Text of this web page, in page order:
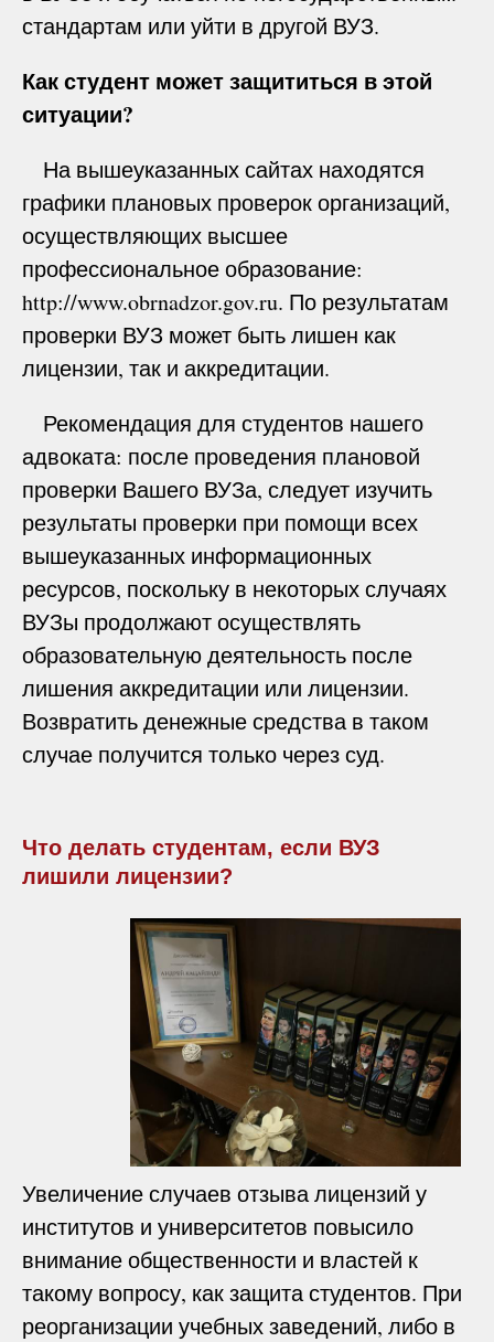
стандартам или уйти в другой ВУЗ.
Как студент может защититься в этой
ситуации?
На вышеуказанных сайтах находятся
графики плановых проверок организаций,
осуществляющих высшее
профессиональное образование:
http://www.obrnadzor.gov.ru. По результатам
проверки ВУЗ может быть лишен как
лицензии, так и аккредитации.
Рекомендация для студентов нашего
адвоката: после проведения плановой
проверки Вашего ВУЗа, следует изучить
результаты проверки при помощи всех
вышеуказанных информационных
ресурсов, поскольку в некоторых случаях
ВУЗы продолжают осуществлять
образовательную деятельность после
лишения аккредитации или лицензии.
Возвратить денежные средства в таком
случае получится только через суд.
Что делать студентам, если ВУЗ
лишили лицензии?
Увеличение случаев отзыва лицензий у
институтов и университетов повысило
внимание общественности и властей к
такому вопросу, как защита студентов. При
реорганизации учебных заведений, либо в